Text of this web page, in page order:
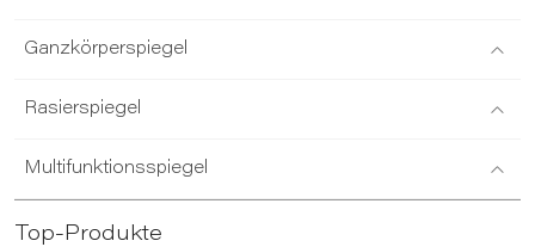
Ganzkörperspiegel
Rasierspiegel
Multifunktionsspiegel
Top-Produkte